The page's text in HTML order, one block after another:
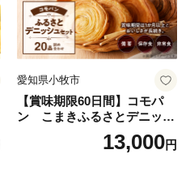
愛知県小牧市
【賞味期限60日間】コモパ
ン こまきふるさとデニッシ
ュセット（20個入り）／災害
用備蓄 保存食 非常食 防災グ
13,000円